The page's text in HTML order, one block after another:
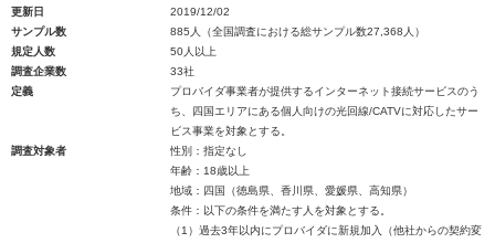
更新日
2019/12/02
サンプル数
885人（全国調査における総サンプル数27,368人）
規定人数
50人以上
調査企業数
33社
定義
プロバイダ事業者が提供するインターネット接続サービスのう
ち、四国エリアにある個人向けの光回線/CATVに対応したサー
ビス事業を対象とする。
調査対象者
性別：指定なし
年齢：18歳以上
地域：四国（徳島県、香川県、愛媛県、高知県）
条件：以下の条件を満たす人を対象とする。
（1）過去3年以内にプロバイダに新規加入（他社からの契約変